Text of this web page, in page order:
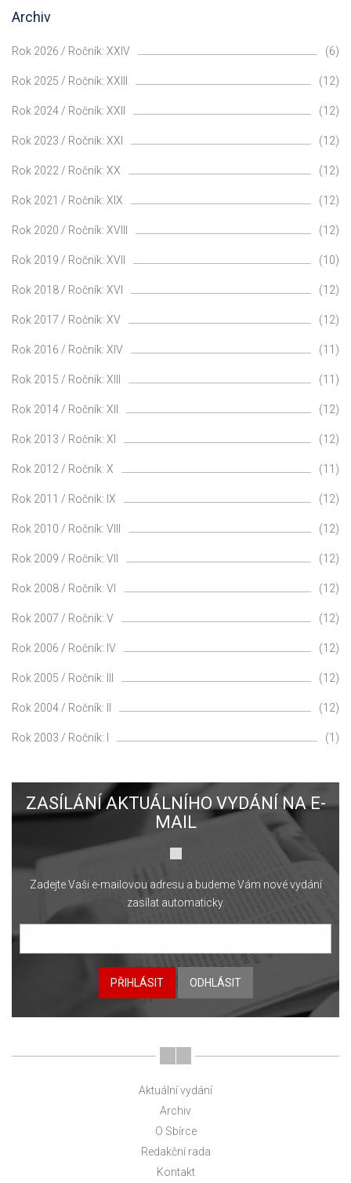
Archiv
Rok 2026 / Ročník: XXIV (6)
Rok 2025 / Ročník: XXIII (12)
Rok 2024 / Ročník: XXII (12)
Rok 2023 / Ročník: XXI (12)
Rok 2022 / Ročník: XX (12)
Rok 2021 / Ročník: XIX (12)
Rok 2020 / Ročník: XVIII (12)
Rok 2019 / Ročník: XVII (10)
Rok 2018 / Ročník: XVI (12)
Rok 2017 / Ročník: XV (12)
Rok 2016 / Ročník: XIV (11)
Rok 2015 / Ročník: XIII (11)
Rok 2014 / Ročník: XII (12)
Rok 2013 / Ročník: XI (12)
Rok 2012 / Ročník: X (11)
Rok 2011 / Ročník: IX (12)
Rok 2010 / Ročník: VIII (12)
Rok 2009 / Ročník: VII (12)
Rok 2008 / Ročník: VI (12)
Rok 2007 / Ročník: V (12)
Rok 2006 / Ročník: IV (12)
Rok 2005 / Ročník: III (12)
Rok 2004 / Ročník: II (12)
Rok 2003 / Ročník: I (1)
ZASÍLÁNÍ AKTUÁLNÍHO VYDÁNÍ NA E-
MAIL
Zadejte Vaši e-mailovou adresu a budeme Vám nové vydání
zasílat automaticky.
PŘIHLÁSIT ODHLÁSIT
Aktuální vydání
Archiv
O Sbírce
Redakční rada
Kontakt